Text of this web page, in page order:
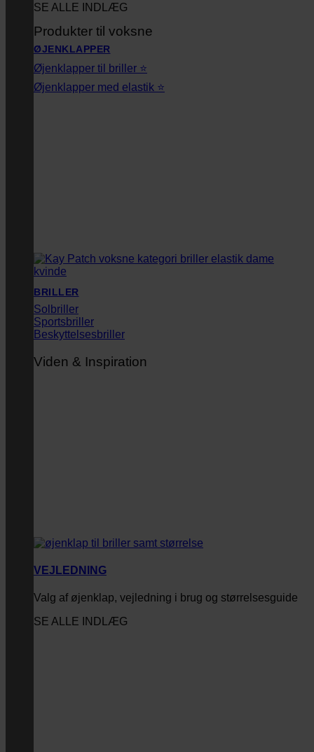
SE ALLE INDLÆG
Produkter til voksne
ØJENKLAPPER
Øjenklapper til briller ⭐
Øjenklapper med elastik ⭐
BRILLER
Solbriller
Sportsbriller
Beskyttelsesbriller
Viden & Inspiration
VEJLEDNING
Valg af øjenklap, vejledning i brug og størrelsesguide
SE ALLE INDLÆG